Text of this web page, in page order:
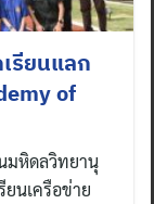
รียนแลก
of
มหิดลวิทยานุ
ยนเครือข่าย